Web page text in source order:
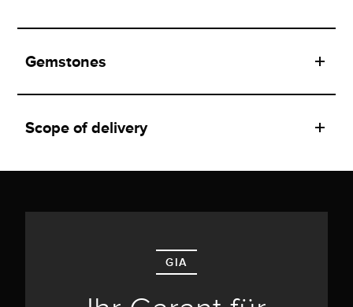
Gemstones
Scope of delivery
GIA